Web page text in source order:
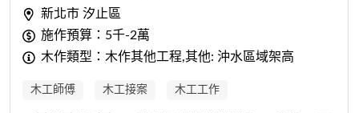
新北市 汐止區
施作預算：5千-2萬
木作類型：木作其他工程,其他: 沖水區域架高
木工師傅 木工接案 木工工作